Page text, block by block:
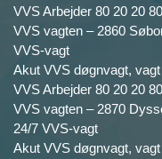
VVS Arbejder 80 20 20 80
VVS vagten – 2860
VVS-vagt
Akut VVS døgnvagt,
VVS Arbejder 80 20 20 80
VVS vagten – 2870
24/7 VVS-vagt
Akut VVS døgnvagt,